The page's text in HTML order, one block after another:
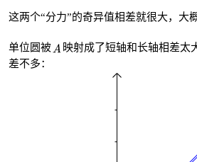
这两个“分力”的奇异值相差就很大，大
单位圆被
映射成了短轴和长轴相差太
差不多：